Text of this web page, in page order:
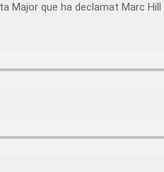
que ha declamat Marc